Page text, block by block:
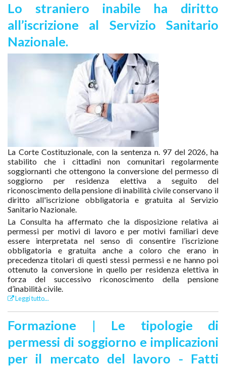
Lo straniero inabile ha diritto
all’iscrizione al Servizio Sanitario
Nazionale.
La Corte Costituzionale, con la sentenza n. 97 del 2026, ha
stabilito che i cittadini non comunitari regolarmente
soggiornanti che ottengono la conversione del permesso di
soggiorno per residenza elettiva a seguito del
riconoscimento della pensione di inabilità civile conservano il
diritto all'iscrizione obbligatoria e gratuita al Servizio
Sanitario Nazionale.
La Consulta ha affermato che la disposizione relativa ai
permessi per motivi di lavoro e per motivi familiari deve
essere interpretata nel senso di consentire l’iscrizione
obbligatoria e gratuita anche a coloro che erano in
precedenza titolari di questi stessi permessi e ne hanno poi
ottenuto la conversione in quello per residenza elettiva in
forza del successivo riconoscimento della pensione
d’inabilità civile.
Leggi tutto...
Formazione | Le tipologie di
permessi di soggiorno e implicazioni
per il mercato del lavoro - Fatti